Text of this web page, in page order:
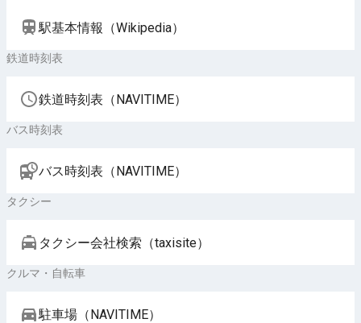
駅基本情報（Wikipedia）
鉄道時刻表
鉄道時刻表（NAVITIME）
バス時刻表
バス時刻表（NAVITIME）
タクシー
タクシー会社検索（taxisite）
クルマ・自転車
駐車場（NAVITIME）